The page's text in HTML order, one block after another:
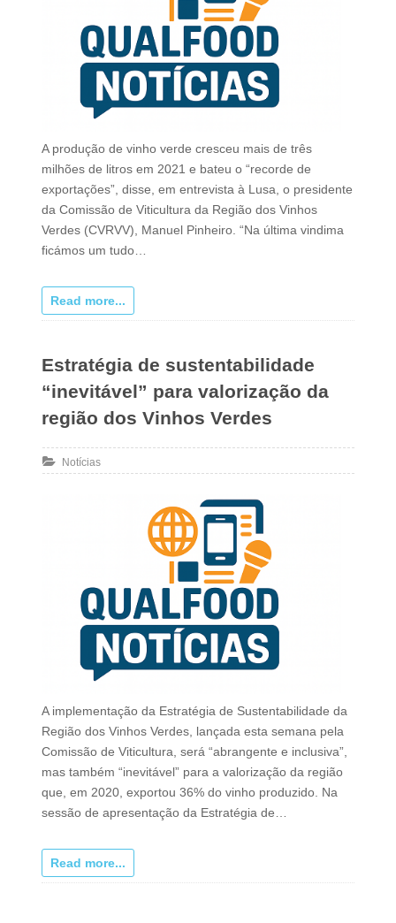
A produção de vinho verde cresceu mais de três
milhões de litros em 2021 e bateu o “recorde de
exportações”, disse, em entrevista à Lusa, o presidente
da Comissão de Viticultura da Região dos Vinhos
Verdes (CVRVV), Manuel Pinheiro. “Na última vindima
ficámos um tudo…
Read more...
Estratégia de sustentabilidade
“inevitável” para valorização da
região dos Vinhos Verdes
Notícias
A implementação da Estratégia de Sustentabilidade da
Região dos Vinhos Verdes, lançada esta semana pela
Comissão de Viticultura, será “abrangente e inclusiva”,
mas também “inevitável” para a valorização da região
que, em 2020, exportou 36% do vinho produzido. Na
sessão de apresentação da Estratégia de…
Read more...